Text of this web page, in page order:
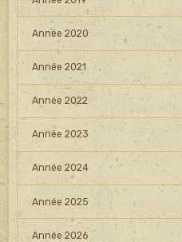
Année 2020
Année 2021
Année 2022
Année 2023
Année 2024
Année 2025
Année 2026